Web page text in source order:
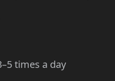
times a day